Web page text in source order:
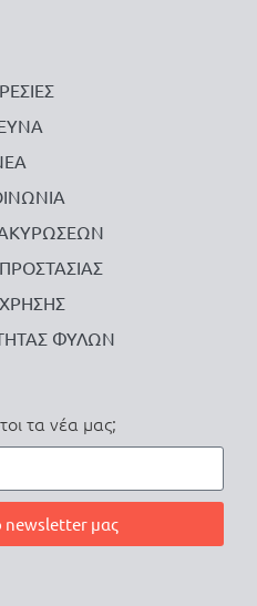
ΑΚΥΡΩΣΕΩΝ
ΦΥΛΩΝ
τα νέα μας;
newsletter μας